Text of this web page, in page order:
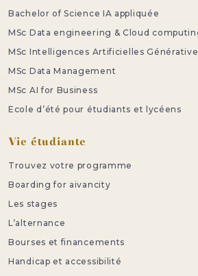
Bachelor of Science IA appliquée
MSc Data engineering & Cloud
MSc Intelligences Artificielles
MSc Data Management
MSc AI for Business
Ecole d’été pour étudiants et lycéens
Vie étudiante
Trouvez votre programme
Boarding for aivancity
Les stages
L’alternance
Bourses et financements
Handicap et accessibilité